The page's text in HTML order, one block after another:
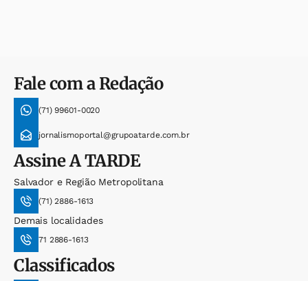
Fale com a Redação
(71) 99601-0020
jornalismoportal@grupoatarde.com.br
AssineA TARDE
Salvador e Região Metropolitana
(71) 2886-1613
Demais localidades
71 2886-1613
Classificados